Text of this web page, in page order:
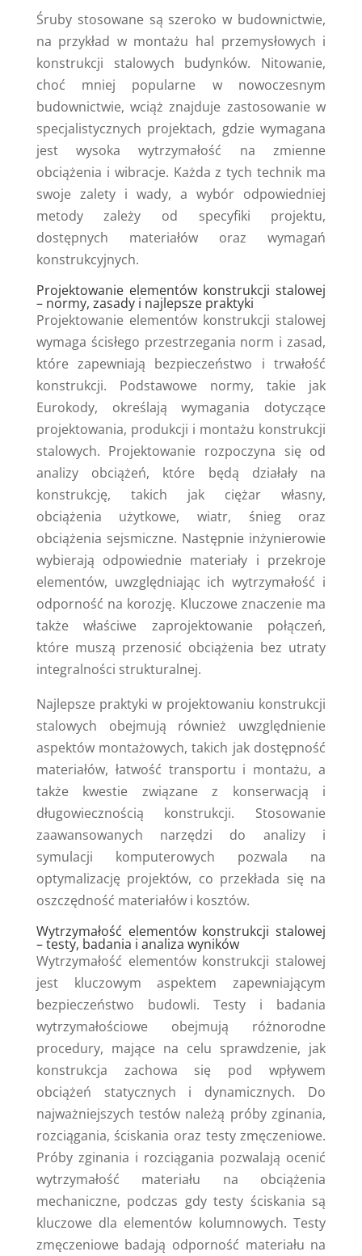
Śruby stosowane są szeroko w budownictwie,
na przykład w montażu hal przemysłowych i
konstrukcji stalowych budynków. Nitowanie,
choć mniej popularne w nowoczesnym
budownictwie, wciąż znajduje zastosowanie w
specjalistycznych projektach, gdzie wymagana
jest wysoka wytrzymałość na zmienne
obciążenia i wibracje. Każda z tych technik ma
swoje zalety i wady, a wybór odpowiedniej
metody zależy od specyfiki projektu,
dostępnych materiałów oraz wymagań
konstrukcyjnych.
Projektowanie elementów konstrukcji stalowej
– normy, zasady i najlepsze praktyki
Projektowanie elementów konstrukcji stalowej
wymaga ścisłego przestrzegania norm i zasad,
które zapewniają bezpieczeństwo i trwałość
konstrukcji. Podstawowe normy, takie jak
Eurokody, określają wymagania dotyczące
projektowania, produkcji i montażu konstrukcji
stalowych. Projektowanie rozpoczyna się od
analizy obciążeń, które będą działały na
konstrukcję, takich jak ciężar własny,
obciążenia użytkowe, wiatr, śnieg oraz
obciążenia sejsmiczne. Następnie inżynierowie
wybierają odpowiednie materiały i przekroje
elementów, uwzględniając ich wytrzymałość i
odporność na korozję. Kluczowe znaczenie ma
także właściwe zaprojektowanie połączeń,
które muszą przenosić obciążenia bez utraty
integralności strukturalnej.
Najlepsze praktyki w projektowaniu konstrukcji
stalowych obejmują również uwzględnienie
aspektów montażowych, takich jak dostępność
materiałów, łatwość transportu i montażu, a
także kwestie związane z konserwacją i
długowiecznością konstrukcji. Stosowanie
zaawansowanych narzędzi do analizy i
symulacji komputerowych pozwala na
optymalizację projektów, co przekłada się na
oszczędność materiałów i kosztów.
Wytrzymałość elementów konstrukcji stalowej
– testy, badania i analiza wyników
Wytrzymałość elementów konstrukcji stalowej
jest kluczowym aspektem zapewniającym
bezpieczeństwo budowli. Testy i badania
wytrzymałościowe obejmują różnorodne
procedury, mające na celu sprawdzenie, jak
konstrukcja zachowa się pod wpływem
obciążeń statycznych i dynamicznych. Do
najważniejszych testów należą próby zginania,
rozciągania, ściskania oraz testy zmęczeniowe.
Próby zginania i rozciągania pozwalają ocenić
wytrzymałość materiału na obciążenia
mechaniczne, podczas gdy testy ściskania są
kluczowe dla elementów kolumnowych. Testy
zmęczeniowe badają odporność materiału na